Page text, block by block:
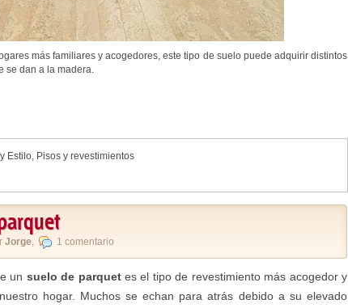
más familiares y acogedores, este tipo de suelo puede adquirir distintos
se dan a la madera.
Estilo, Pisos y revestimientos
Jorge, 1 comentario
un suelo de parquetes el tipo de revestimiento más acogedor y
hogar. Muchos se echan para atrás debido a su elevado